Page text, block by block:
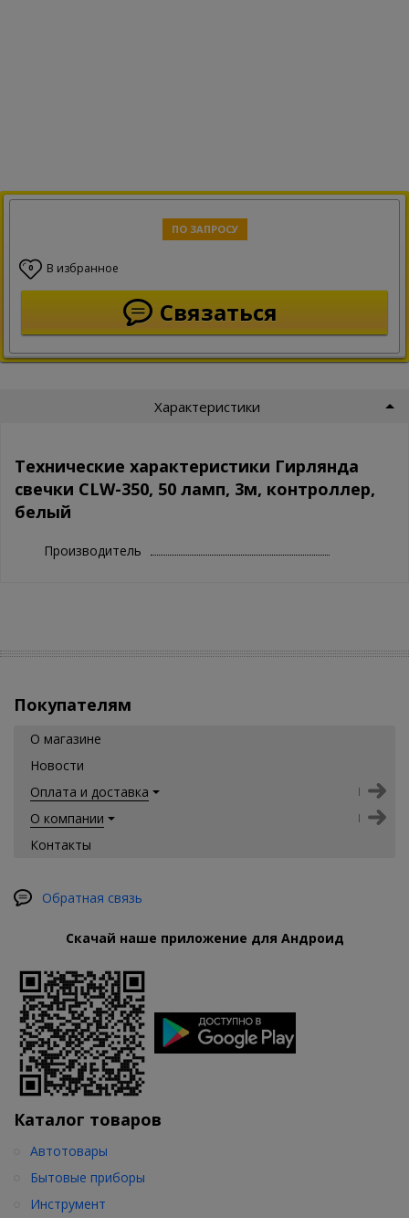
ПО ЗАПРОСУ
0 В избранное
Связаться
Характеристики
Технические характеристики Гирлянда
свечки СLW-350, 50 ламп, 3м, контроллер,
белый
Производитель
Покупателям
О магазине
Новости
Оплата и доставка
О компании
Контакты
Обратная связь
Скачай наше приложение для Андроид
Каталог товаров
Автотовары
Бытовые приборы
Инструмент